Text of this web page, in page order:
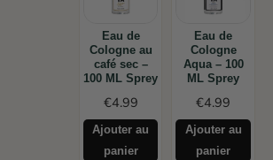
Eau de
Cologne au
café sec –
100 ML Sprey
€4.99
Ajouter au
panier
Eau de
Cologne
Aqua – 100
ML Sprey
€4.99
Ajouter au
panier